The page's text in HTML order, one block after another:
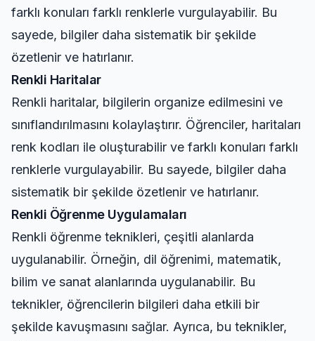
farklı konuları farklı renklerle vurgulayabilir. Bu
sayede, bilgiler daha sistematik bir şekilde
özetlenir ve hatırlanır.
Renkli Haritalar
Renkli haritalar, bilgilerin organize edilmesini ve
sınıflandırılmasını kolaylaştırır. Öğrenciler, haritaları
renk kodları ile oluşturabilir ve farklı konuları farklı
renklerle vurgulayabilir. Bu sayede, bilgiler daha
sistematik bir şekilde özetlenir ve hatırlanır.
Renkli Öğrenme Uygulamaları
Renkli öğrenme teknikleri, çeşitli alanlarda
uygulanabilir. Örneğin, dil öğrenimi, matematik,
bilim ve sanat alanlarında uygulanabilir. Bu
teknikler, öğrencilerin bilgileri daha etkili bir
şekilde kavuşmasını sağlar. Ayrıca, bu teknikler,